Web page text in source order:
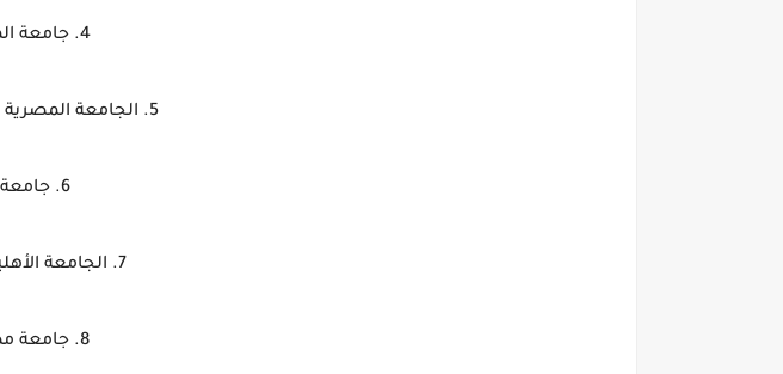
4. جامعة المنصورة الجديدة.
5. الجامعة المصرية للتعلم الإلكترونى الأهلية.
6. جامعة النيل الأهلية.
7. الجامعة الأهلية الفرنسية في مصر.
8. جامعة مصر للمعلوماتية.